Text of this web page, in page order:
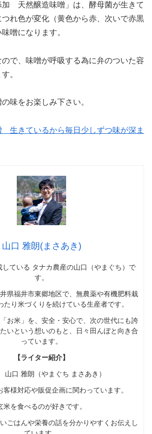
加 天然醸造味噌」は、酵母菌が生きて
れ色が変化（黄色から赤、次いで赤黒
噌になります。
で、味噌が呼吸する為に弁のついた容
。
味をお楽しみ下さい。
生きているから毎日少しずつ味が深ま
山口 雅朗(まさあき)
している タナカ農産の山口（やまぐち）で
す。
県福井市東郷地区で、無農薬や有機肥料栽
たり米づくりを続けている生産者です。
お米」を、安全・安心で、次の世代にも誇
いという想いのもと、日々田んぼと向き合
っています。
【ライター紹介】
口 雅朗（やまぐち まさあき）
客様対応や販促企画に関わっています。
米を食べるのが好きです。
ごはんや栄養の話を分かりやすくお伝えし